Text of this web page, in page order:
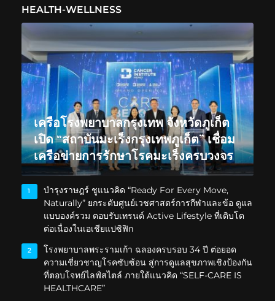
HEALTH-WELLNESS
เครือโรงพยาบาลกรุงเทพ จังหวัดภูเก็ต
เปิด “สถาบันมะเร็งกรุงเทพภูเก็ต” เชื่อม
เครือข่ายการรักษาโรคมะเร็งครบวงจร
1
บำรุงราษฎร์ ชูแนวคิด “Ready For Every Move,
Naturally” ยกระดับศูนย์เวชศาสตร์การกีฬาและข้อ ดูแล
แบบองค์รวม ตอบรับเทรนด์ Active Lifestyle ที่เติบโต
ต่อเนื่องในเอเชียแปซิฟิก
2
โรงพยาบาลพระรามเก้า ฉลองครบรอบ 34 ปี ต่อยอด
ความเชี่ยวชาญโรคซับซ้อน สู่การดูแลสุขภาพเชิงป้องกัน
ที่ตอบโจทย์ไลฟ์สไตล์ ภายใต้แนวคิด “SELF-CARE IS
HEALTHCARE”